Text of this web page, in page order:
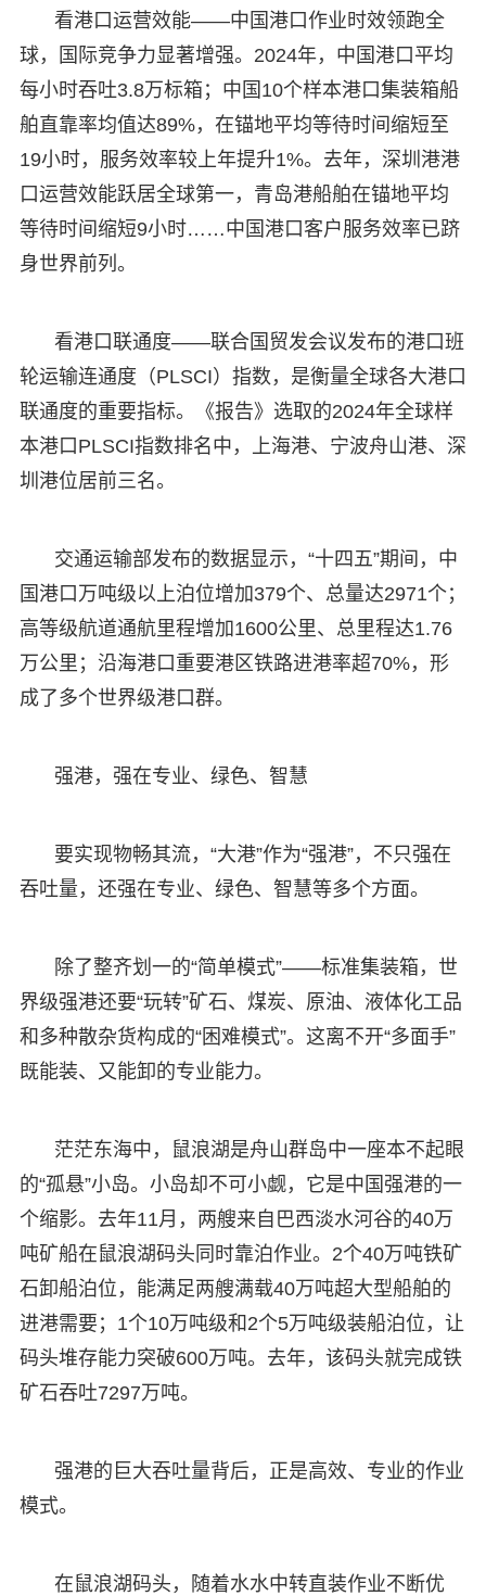
看港口运营效能——中国港口作业时效领跑全
球，国际竞争力显著增强。2024年，中国港口平均
每小时吞吐3.8万标箱；中国10个样本港口集装箱船
舶直靠率均值达89%，在锚地平均等待时间缩短至
19小时，服务效率较上年提升1%。去年，深圳港港
口运营效能跃居全球第一，青岛港船舶在锚地平均
等待时间缩短9小时……中国港口客户服务效率已跻
身世界前列。
看港口联通度——联合国贸发会议发布的港口班
轮运输连通度（PLSCI）指数，是衡量全球各大港口
联通度的重要指标。《报告》选取的2024年全球样
本港口PLSCI指数排名中，上海港、宁波舟山港、深
圳港位居前三名。
交通运输部发布的数据显示，“十四五”期间，中
国港口万吨级以上泊位增加379个、总量达2971个；
高等级航道通航里程增加1600公里、总里程达1.76
万公里；沿海港口重要港区铁路进港率超70%，形
成了多个世界级港口群。
强港，强在专业、绿色、智慧
要实现物畅其流，“大港”作为“强港”，不只强在
吞吐量，还强在专业、绿色、智慧等多个方面。
除了整齐划一的“简单模式”——标准集装箱，世
界级强港还要“玩转”矿石、煤炭、原油、液体化工品
和多种散杂货构成的“困难模式”。这离不开“多面手”
既能装、又能卸的专业能力。
茫茫东海中，鼠浪湖是舟山群岛中一座本不起眼
的“孤悬”小岛。小岛却不可小觑，它是中国强港的一
个缩影。去年11月，两艘来自巴西淡水河谷的40万
吨矿船在鼠浪湖码头同时靠泊作业。2个40万吨铁矿
石卸船泊位，能满足两艘满载40万吨超大型船舶的
进港需要；1个10万吨级和2个5万吨级装船泊位，让
码头堆存能力突破600万吨。去年，该码头就完成铁
矿石吞吐7297万吨。
强港的巨大吞吐量背后，正是高效、专业的作业
模式。
在鼠浪湖码头，随着水水中转直装作业不断优